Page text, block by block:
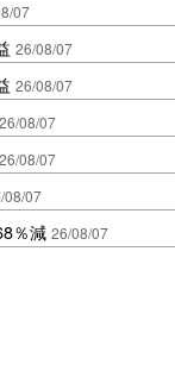
07
26/08/07
26/08/07
26/08/07
26/08/07
08/07
％減 26/08/07